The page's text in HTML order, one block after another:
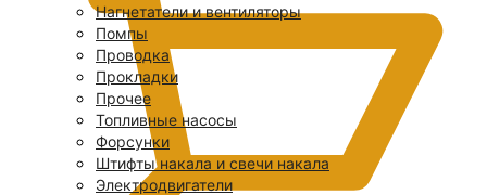
Нагнетатели и вентиляторы
Помпы
Проводка
Прокладки
Прочее
Топливные насосы
Форсунки
Штифты накала и свечи накала
Электродвигатели